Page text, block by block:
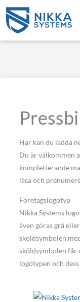
Hoppa
innehåll
Här kan du ladda
Du är välkommen
kompletterande
läsa och
Företagslogotyp
Nikka Systems
även göras grå
sköldsymbolen
sköldsymbolen får
logotypen och